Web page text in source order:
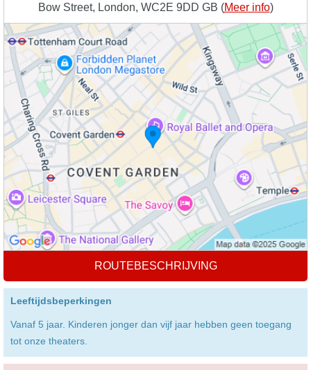
Bow Street, London, WC2E 9DD GB (Meer info)
ROUTEBESCHRIJVING
Leeftijdsbeperkingen
Vanaf 5 jaar. Kinderen jonger dan vijf jaar hebben geen toegang
tot onze theaters.